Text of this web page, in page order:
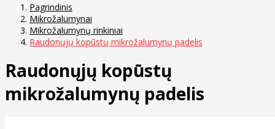
Pagrindinis
Mikrožalumynai
Mikrožalumynų rinkiniai
Raudonųjų kopūstų mikrožalumynų padelis
Raudonųjų kopūstų
mikrožalumynų padelis